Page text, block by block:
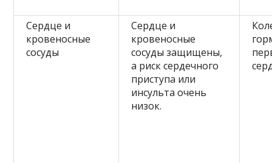
Сердце и
кровеносные
сосуды
Сердце и
кровеносные
сосуды защищены,
а риск сердечного
приступа или
инсульта очень
низок.